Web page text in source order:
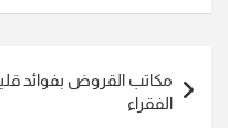
المقالات
مكاتب القروض بفوائد
الفقراء